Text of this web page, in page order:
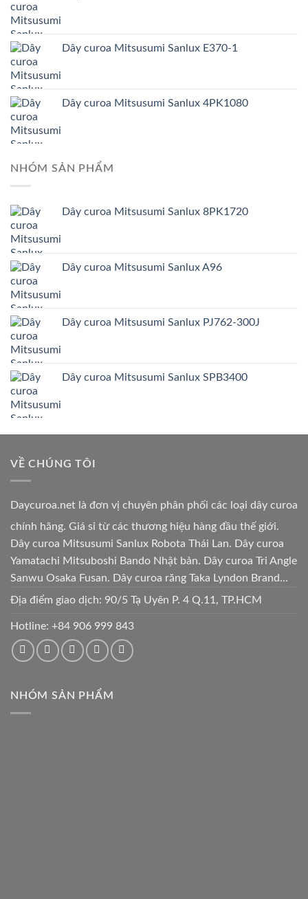
Dây curoa Mitsusumi Sanlux E370-1
Dây curoa Mitsusumi Sanlux 4PK1080
NHÓM SẢN PHẨM
Dây curoa Mitsusumi Sanlux 8PK1720
Dây curoa Mitsusumi Sanlux A96
Dây curoa Mitsusumi Sanlux PJ762-300J
Dây curoa Mitsusumi Sanlux SPB3400
VỀ CHÚNG TÔI
Daycuroa.net là đơn vị chuyên phân phối các loại dây curoa
chính hãng. Giá sỉ từ các thương hiệu hàng đầu thế giới.
Dây curoa Mitsusumi Sanlux Robota Thái Lan. Dây curoa
Yamatachi Mitsuboshi Bando Nhật bản. Dây curoa Tri Angle
Sanwu Osaka Fusan. Dây curoa răng Taka Lyndon Brand...
Địa điểm giao dịch: 90/5 Tạ Uyên P. 4 Q.11, TP.HCM
Hotline: +84 906 999 843
NHÓM SẢN PHẨM